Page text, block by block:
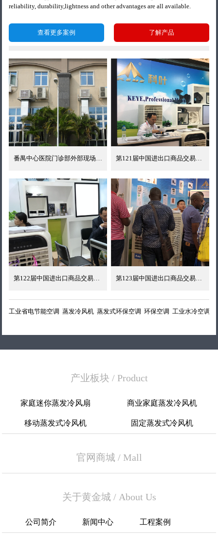
reliability, durability,lightness and other advantages are all available.
查看更多案例 了解产品
番禺中心医院门诊部外部现场实拍 第121届中国进出口商品交易会现场
第122届中国进出口商品交易会现场 第123届中国进出口商品交易会现场
工业省电节能空调 蒸发冷风机 蒸发式环保空调 环保空调 工业水冷空调
产业板块 / Product
家庭迷你蒸发冷风扇 商业家庭蒸发冷风机
移动蒸发式冷风机 固定蒸发式冷风机
官网商城 / Mall
关于黄金城 / About Us
公司简介 新闻中心 工程案例